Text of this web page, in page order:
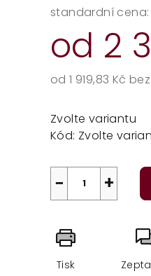
standardní cena:
od 2
od1 919,83 Kč bez
cena:
Zvolte variantu
Kód: Zvolte
+
−
Tisk